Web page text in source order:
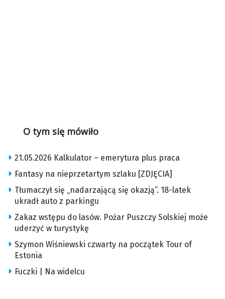
O tym się mówiło
21.05.2026 Kalkulator – emerytura plus praca
Fantasy na nieprzetartym szlaku [ZDJĘCIA]
Tłumaczył się „nadarzającą się okazją”. 18-latek
ukradł auto z parkingu
Zakaz wstępu do lasów. Pożar Puszczy Solskiej może
uderzyć w turystykę
Szymon Wiśniewski czwarty na początek Tour of
Estonia
Fuczki | Na widelcu